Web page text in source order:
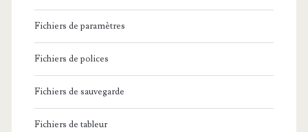
Fichiers de paramètres
Fichiers de polices
Fichiers de sauvegarde
Fichiers de tableur